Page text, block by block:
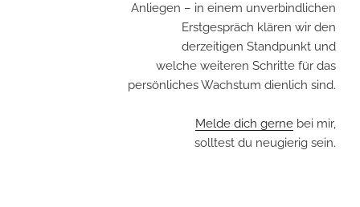
Anliegen – in einem unverbindlichen
Erstgespräch klären wir den
derzeitigen Standpunkt und
welche weiteren Schritte für das
persönliches Wachstum dienlich sind.
Melde dich gerne bei mir,
solltest du neugierig sein.